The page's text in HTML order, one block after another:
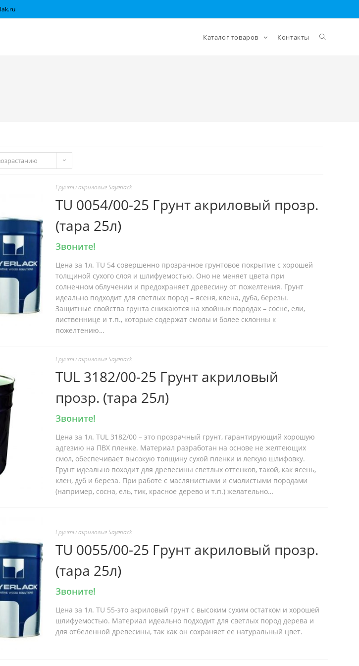
Каталог товаров Контакты
Грунты акриловые Sayerlack
TU 0054/00-25 Грунт акриловый прозр.
(тара 25л)
Звоните!
Цена за 1л. TU 54 совершенно прозрачное грунтовое покрытие с хорошей
толщиной сухого слоя и шлифуемостью. Оно не меняет цвета при
солнечном облучении и предохраняет древесину от пожелтения. Грунт
идеально подходит для светлых пород – ясеня, клена, дуба, березы.
Защитные свойства грунта снижаются на хвойных породах – сосне, ели,
лиственнице и т.п., которые содержат смолы и более склонны к
пожелтению…
Грунты акриловые Sayerlack
TUL 3182/00-25 Грунт акриловый
прозр. (тара 25л)
Звоните!
Цена за 1л. TUL 3182/00 – это прозрачный грунт, гарантирующий хорошую
адгезию на ПВХ пленке. Материал разработан на основе не желтеющих
смол, обеспечивает высокую толщину сухой пленки и легкую шлифовку.
Грунт идеально походит для древесины светлых оттенков, такой, как ясень,
клен, дуб и береза. При работе с маслянистыми и смолистыми породами
(например, сосна, ель, тик, красное дерево и т.п.) желательно…
Грунты акриловые Sayerlack
TU 0055/00-25 Грунт акриловый прозр.
(тара 25л)
Звоните!
Цена за 1л. TU 55-это акриловый грунт с высоким сухим остатком и хорошей
шлифуемостью. Материал идеально подходит для светлых пород дерева и
для отбеленной древесины, так как он сохраняет ее натуральный цвет.